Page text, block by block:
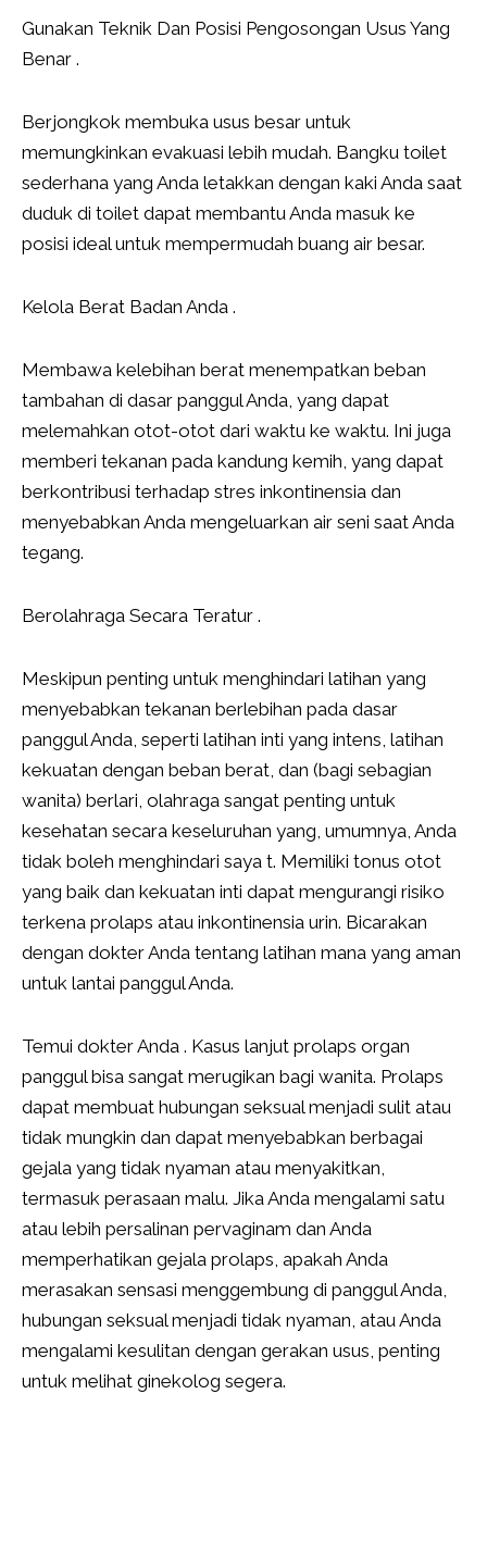
Gunakan Teknik Dan Posisi Pengosongan Usus Yang
Benar .
Berjongkok membuka usus besar untuk
memungkinkan evakuasi lebih mudah. Bangku toilet
sederhana yang Anda letakkan dengan kaki Anda saat
duduk di toilet dapat membantu Anda masuk ke
posisi ideal untuk mempermudah buang air besar.
Kelola Berat Badan Anda .
Membawa kelebihan berat menempatkan beban
tambahan di dasar panggul Anda, yang dapat
melemahkan otot-otot dari waktu ke waktu. Ini juga
memberi tekanan pada kandung kemih, yang dapat
berkontribusi terhadap stres inkontinensia dan
menyebabkan Anda mengeluarkan air seni saat Anda
tegang.
Berolahraga Secara Teratur .
Meskipun penting untuk menghindari latihan yang
menyebabkan tekanan berlebihan pada dasar
panggul Anda, seperti latihan inti yang intens, latihan
kekuatan dengan beban berat, dan (bagi sebagian
wanita) berlari, olahraga sangat penting untuk
kesehatan secara keseluruhan yang, umumnya, Anda
tidak boleh menghindari saya t. Memiliki tonus otot
yang baik dan kekuatan inti dapat mengurangi risiko
terkena prolaps atau inkontinensia urin. Bicarakan
dengan dokter Anda tentang latihan mana yang aman
untuk lantai panggul Anda.
Temui dokter Anda . Kasus lanjut prolaps organ
panggul bisa sangat merugikan bagi wanita. Prolaps
dapat membuat hubungan seksual menjadi sulit atau
tidak mungkin dan dapat menyebabkan berbagai
gejala yang tidak nyaman atau menyakitkan,
termasuk perasaan malu. Jika Anda mengalami satu
atau lebih persalinan pervaginam dan Anda
memperhatikan gejala prolaps, apakah Anda
merasakan sensasi menggembung di panggul Anda,
hubungan seksual menjadi tidak nyaman, atau Anda
mengalami kesulitan dengan gerakan usus, penting
untuk melihat ginekolog segera.